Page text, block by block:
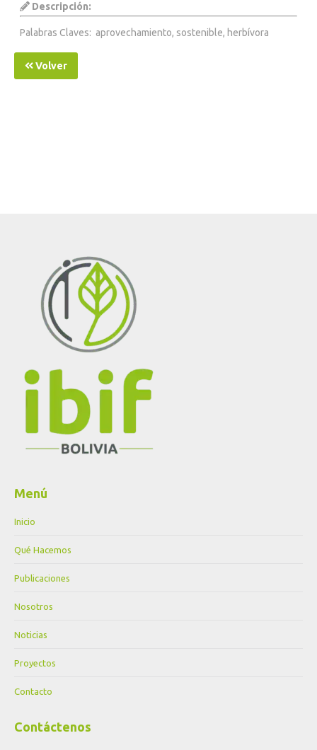
Descripción:
Palabras Claves: aprovechamiento, sostenible, herbívora
Volver
Menú
Inicio
Qué Hacemos
Publicaciones
Nosotros
Noticias
Proyectos
Contacto
Contáctenos